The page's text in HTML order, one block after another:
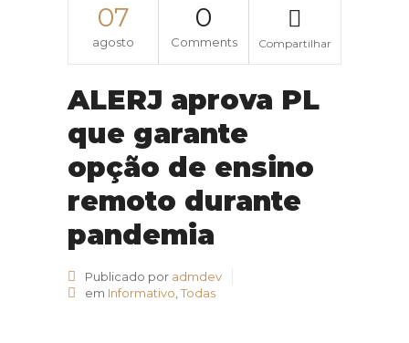
07
agosto
0
Comments Compartilhar
ALERJ aprova PL
que garante
opção de ensino
remoto durante
pandemia
Publicado por admdev
em Informativo Todas